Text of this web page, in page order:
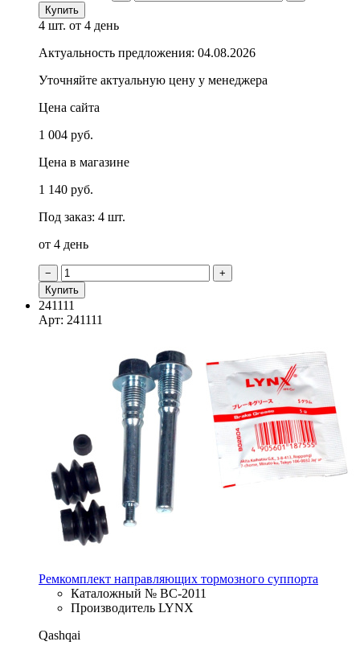
Купить
4 шт. от 4 день
Актуальность предложения: 04.08.2026
Уточняйте актуальную цену у менеджера
Цена сайта
1 004 руб.
Цена в магазине
1 140 руб.
Под заказ: 4 шт.
от 4 день
−
+
Купить
241111
Арт: 241111
Ремкомплект направляющих тормозного суппорта
Каталожный № BC-2011
Производитель LYNX
Qashqai